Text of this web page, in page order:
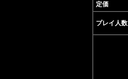
定価
プレイ人数